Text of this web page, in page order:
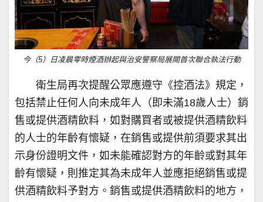
今（5）日凌晨零時煙酒辦起與治安警察局展開首次聯合執法行動
衛生局再次提醒公眾應遵守《控酒法》規定，
包括禁止任何人向未成年人（即未滿18歲人士）銷
售或提供酒精飲料，如對購買者或被提供酒精飲料
的人士的年齡有懷疑，在銷售或提供前須要求其出
示身份證明文件，如未能確認對方的年齡或對其年
齡有懷疑，則推定其為未成年人並應拒絕銷售或提
供酒精飲料予對方。銷售或提供酒精飲料的地方，